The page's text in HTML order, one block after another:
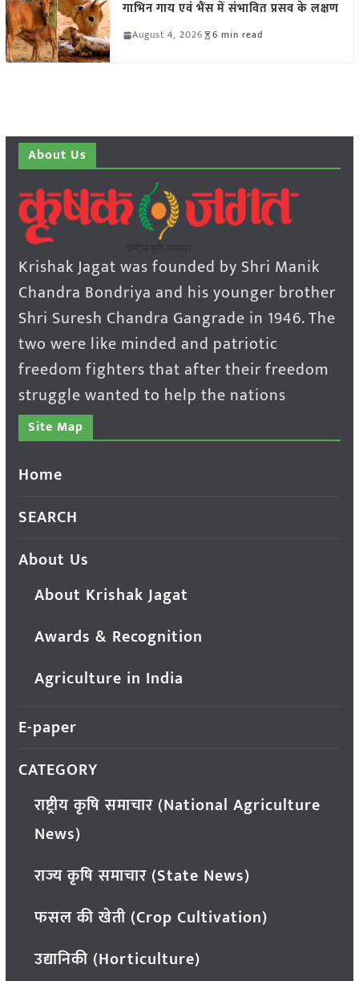
गाभिन गाय एवं भैंस में संभावित प्रसव के लक्षण
August 4, 2026 6 min read
About Us
Krishak Jagat was founded by Shri Manik
Chandra Bondriya and his younger brother
Shri Suresh Chandra Gangrade in 1946. The
two were like minded and patriotic
freedom fighters that after their freedom
struggle wanted to help the nations
Site Map
Home
SEARCH
About Us
About Krishak Jagat
Awards & Recognition
Agriculture in India
E-paper
CATEGORY
राष्ट्रीय कृषि समाचार (National Agriculture
News)
राज्य कृषि समाचार (State News)
फसल की खेती (Crop Cultivation)
उद्यानिकी (Horticulture)